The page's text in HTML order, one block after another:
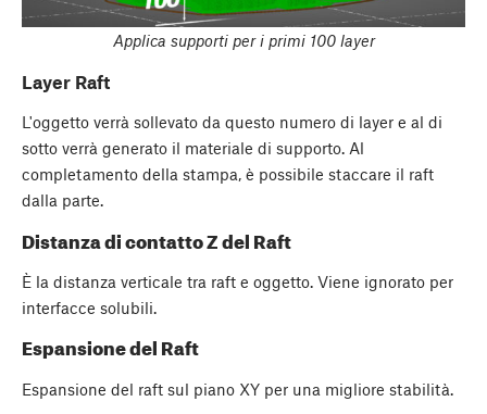
Applica supporti per i primi 100 layer
Layer Raft
L'oggetto verrà sollevato da questo numero di layer e al di
sotto verrà generato il materiale di supporto. Al
completamento della stampa, è possibile staccare il raft
dalla parte.
Distanza di contatto Z del Raft
È la distanza verticale tra raft e oggetto. Viene ignorato per
interfacce solubili.
Espansione del Raft
Espansione del raft sul piano XY per una migliore stabilità.